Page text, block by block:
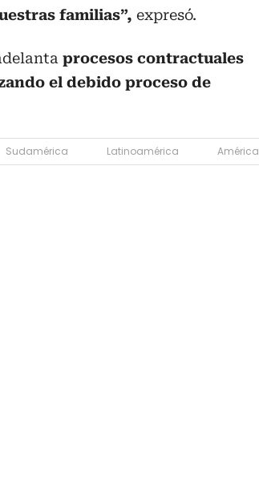
familias”, expresó.
procesos contractuales
el debido proceso de
Sudamérica Latinoamérica América